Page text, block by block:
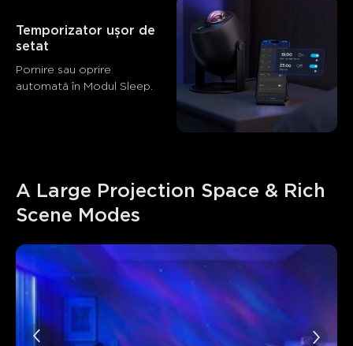
Temporizator ușor de
setat
Pornire sau oprire
automată în Modul Sleep.
A Large Projection Space & Rich
Scene Modes
Generat de AI din textul recenziilor clienților